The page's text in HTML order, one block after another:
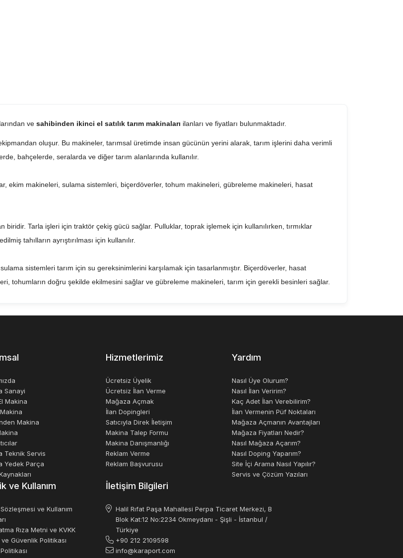
ve sahibinden ikinci el satılık tarım makinaları ilanları ve fiyatları bulunmaktadır.
oluşur. Bu makineler, tarımsal üretimde insan gücünün yerini alarak, tarım işlerini daha verimli
bahçelerde, seralarda ve diğer tarım alanlarında kullanılır.
ekim makineleri, sulama sistemleri, biçerdöverler, tohum makineleri, gübreleme makineleri, hasat
Tarla işleri için traktör çekiş gücü sağlar. Pulluklar, toprak işlemek için kullanılırken, tırmıklar
tahılların ayrıştırılması için kullanılır.
sistemleri tarım için su gereksinimlerini karşılamak için tasarlanmıştır. Biçerdöverler, hasat
tohumların doğru şekilde ekilmesini sağlar ve gübreleme makineleri, tarım için gerekli besinleri sağlar.
Sanayi
Makina
Makina
Makina
Teknik Servis
Yedek Parça
Hizmetlerimiz
Ücretsiz Üyelik
Ücretsiz İlan Verme
Mağaza Açmak
İlan Dopingleri
Satıcıyla Direk İletişim
Makina Talep Formu
Makina Danışmanlığı
Reklam Verme
Reklam Başvurusu
Yardım
Nasıl Üye Olurum?
Nasıl İlan Veririm?
Kaç Adet İlan Verebilirim?
İlan Vermenin Püf Noktaları
Mağaza Açmanın Avantajları
Mağaza Fiyatları Nedir?
Nasıl Mağaza Açarım?
Nasıl Doping Yaparım?
Site İçi Arama Nasıl Yapılır?
Servis ve Çözüm Yazıları
ve Kullanım
ve Kullanım
Rıza Metni ve KVKK
Güvenlik Politikası
İletişim Bilgileri
Halil Rıfat Paşa Mahallesi Perpa Ticaret Merkezi, B
Blok Kat:12 No:2234 Okmeydanı - Şişli - İstanbul /
Türkiye
+90 212 2109598
info@karaport.com